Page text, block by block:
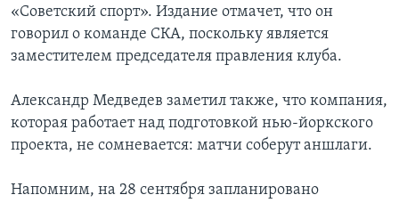
«Советский спорт». Издание отмачет, что он
говорил о команде СКА, поскольку является
заместителем председателя правления клуба.
Александр Медведев заметил также, что компания,
которая работает над подготовкой нью-йоркского
проекта, не сомневается: матчи соберут аншлаги.
Напомним, на 28 сентября запланировано